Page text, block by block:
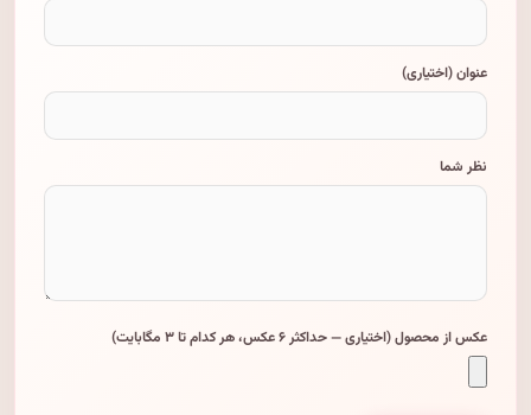
عنوان (اختیاری)
نظر شما
عکس از محصول (اختیاری — حداکثر ۶ عکس، هر کدام تا ۳ مگابایت)